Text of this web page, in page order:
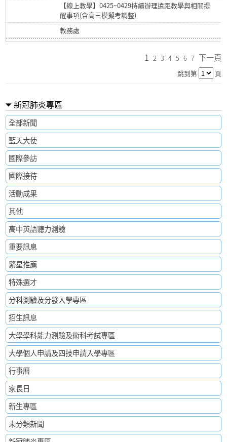
【線上教學】0425~0429持續辦理遠距教學與相關提
醒事項(含高三模擬考調整)
教務處
1 2 3 4 5 6 7 下一頁
跳到第 頁
新冠肺炎專區
全部新聞
藍天大使
國際參訪
國際接待
活動成果
其他
高中英語聽力測驗
重要訊息
繁星推薦
特殊選才
分科測驗及分發入學專區
招生訊息
大學學科能力測驗及術科考試專區
大學個人申請及四技申請入學專區
行事曆
家長日
新生專區
未分類新聞